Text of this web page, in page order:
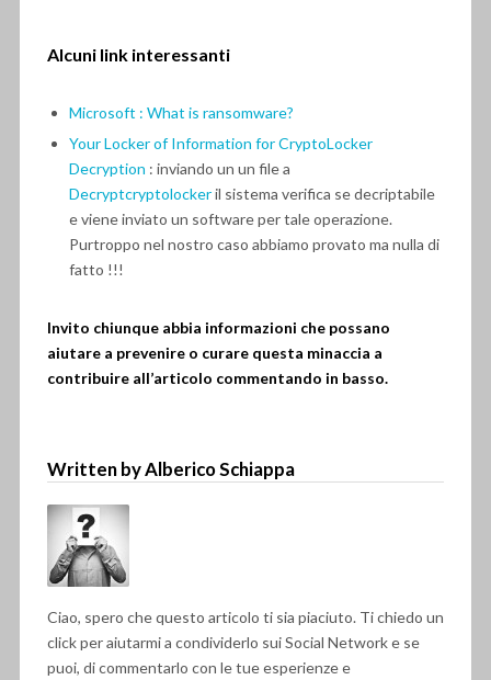
Alcuni link interessanti
Microsoft : What is ransomware?
Your Locker of Information for CryptoLocker
Decryption : inviando un un file a
Decryptcryptolockeril sistema verifica se decriptabile
e viene inviato un software per tale operazione.
Purtroppo nel nostro caso abbiamo provato ma nulla di
fatto !!!
Invito chiunque abbia informazioni che possano
aiutare a prevenire o curare questa minaccia a
contribuire all’articolo commentando in basso.
Written by Alberico Schiappa
Ciao, spero che questo articolo ti sia piaciuto. Ti chiedo un
click per aiutarmi a condividerlo sui Social Network e se
puoi, di commentarlo con le tue esperienze e